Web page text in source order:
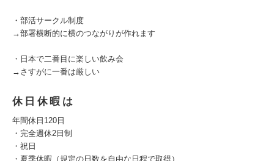
・部活サークル制度
→部署横断的に横のつながりが作れます
・日本で二番目に楽しい飲み会
→さすがに一番は厳しい
休日休暇は
年間休日120日
・完全週休2日制
・祝日
・夏季休暇（規定の日数を自由な日程で取得）